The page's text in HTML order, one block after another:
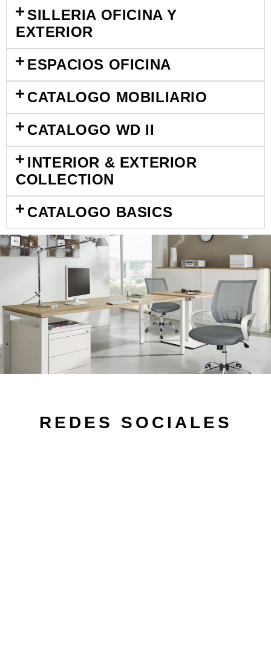
SILLERIA OFICINA Y
EXTERIOR
ESPACIOS OFICINA
CATALOGO MOBILIARIO
CATALOGO WD II
INTERIOR & EXTERIOR
COLLECTION
CATALOGO BASICS
REDES SOCIALES